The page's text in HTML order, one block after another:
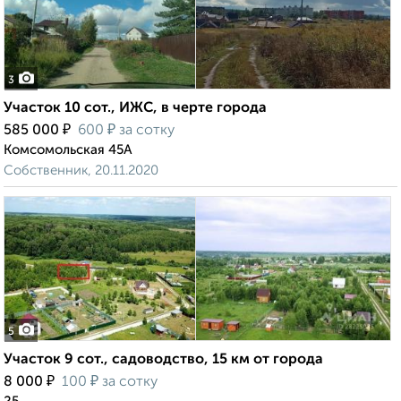
3
Участок 10 сот., ИЖС, в черте города
585 000 ₽ 600 ₽ за сотку
Комсомольская 45А
Собственник, 20.11.2020
5
Участок 9 сот., садоводство, 15 км от города
8 000 ₽ 100 ₽ за сотку